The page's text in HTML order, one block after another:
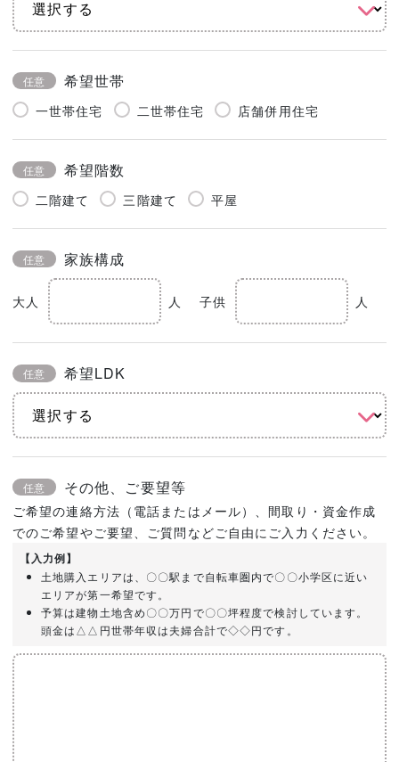
任意 希望世帯
一世帯住宅 二世帯住宅 店舗併用住宅
任意 希望階数
二階建て 三階建て 平屋
任意 家族構成
大人 人 子供 人
任意 希望LDK
任意 その他、ご要望等
ご希望の連絡方法（電話またはメール）、間取り・資金作成
でのご希望やご要望、ご質問などご自由にご入力ください。
【入力例】
土地購入エリアは、〇〇駅まで自転車圏内で〇〇小学区に近い
エリアが第一希望です。
予算は建物土地含め〇〇万円で〇〇坪程度で検討しています。
頭金は△△円世帯年収は夫婦合計で◇◇円です。